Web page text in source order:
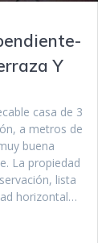
Y
casa de 3
a metros de
buena
La propiedad
lista
horizontal…